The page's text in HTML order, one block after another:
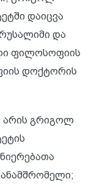
დაიცვა
და
ფილოსოფიის
დოქტორის
არის გრიგოლ